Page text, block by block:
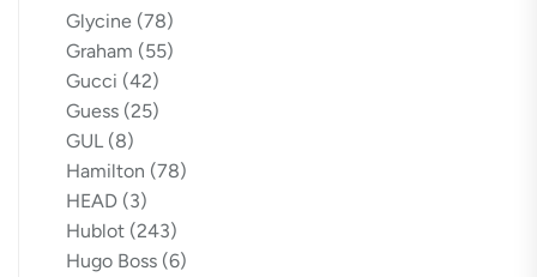
Glycine (78)
Graham (55)
Gucci (42)
Guess (25)
GUL (8)
Hamilton (78)
HEAD (3)
Hublot (243)
Hugo Boss (6)